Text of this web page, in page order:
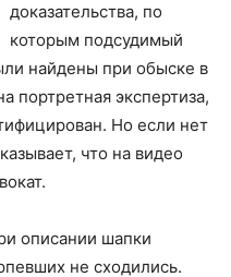
доказательства, по
которым подсудимый
найдены при обыске в
портретная экспертиза,
Но если нет
что на видео
описании шапки
не сходились.